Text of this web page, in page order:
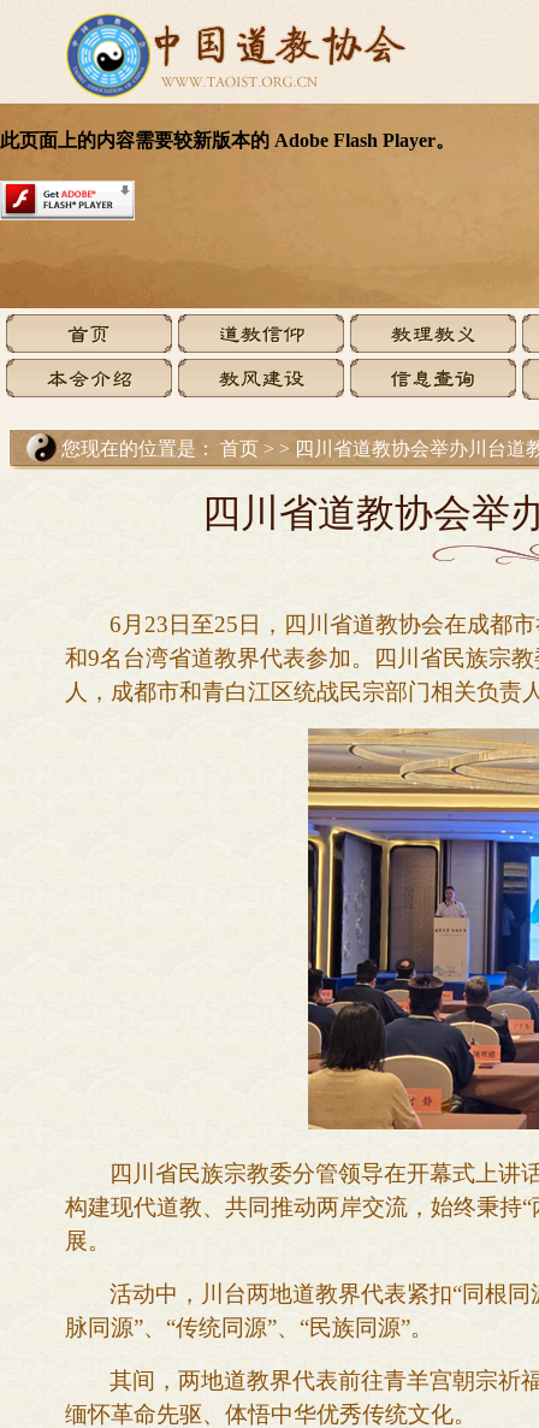
您现在的位置是： 首页 > > 四川省道教协会举办川台道
四川省道教协会举
6月23日至25日，四川省道教协会在成都
和9名台湾省道教界代表参加。四川省民族宗
人，成都市和青白江区统战民宗部门相关负责
四川省民族宗教委分管领导在开幕式上讲
构建现代道教、共同推动两岸交流，始终秉持“
展。
活动中，川台两地道教界代表紧扣“同根
脉同源”、“传统同源”、“民族同源”。
其间，两地道教界代表前往青羊宫朝宗祈
缅怀革命先驱、体悟中华优秀传统文化。